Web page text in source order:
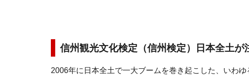
信州観光文化検定（信州検定）日本全土
2006年に日本全土で一大ブームを巻き起こした、いわゆ